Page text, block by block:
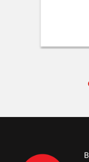
geeignet. 1/4